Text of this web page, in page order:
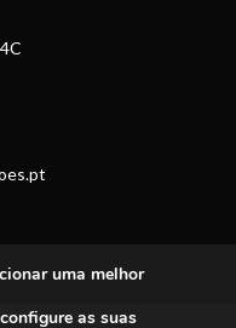
uma melhor
as suas